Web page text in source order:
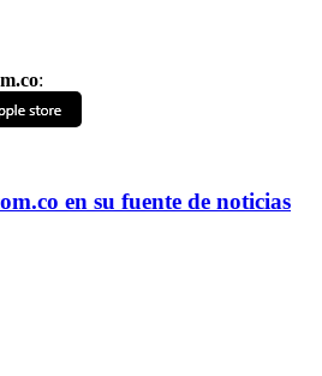
:
en su fuente de noticias